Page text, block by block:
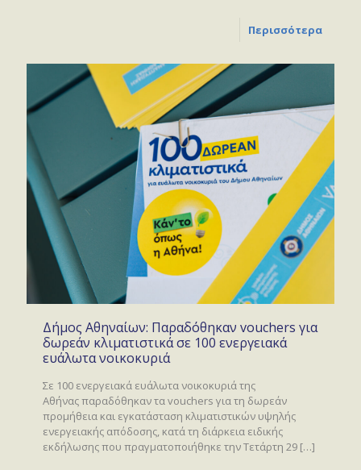
Περισσότερα
Δήμος Αθηναίων: Παραδόθηκαν vouchers για
δωρεάν κλιματιστικά σε 100 ενεργειακά
ευάλωτα νοικοκυριά
Σε 100 ενεργειακά ευάλωτα νοικοκυριά της
Αθήνας παραδόθηκαν τα vouchers για τη δωρεάν
προμήθεια και εγκατάσταση κλιματιστικών υψηλής
ενεργειακής απόδοσης, κατά τη διάρκεια ειδικής
εκδήλωσης που πραγματοποιήθηκε την Τετάρτη 29 […]